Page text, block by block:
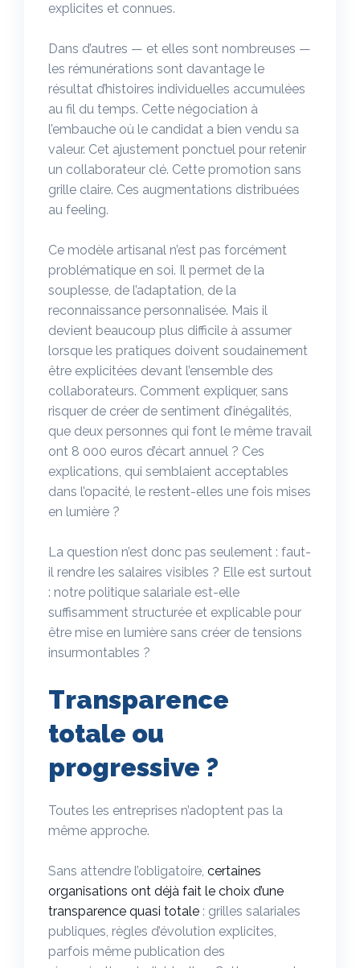
explicites et connues.
Dans d’autres — et elles sont nombreuses —
les rémunérations sont davantage le
résultat d’histoires individuelles accumulées
au fil du temps. Cette négociation à
l’embauche où le candidat a bien vendu sa
valeur. Cet ajustement ponctuel pour retenir
un collaborateur clé. Cette promotion sans
grille claire. Ces augmentations distribuées
au feeling.
Ce modèle artisanal n’est pas forcément
problématique en soi. Il permet de la
souplesse, de l’adaptation, de la
reconnaissance personnalisée. Mais il
devient beaucoup plus difficile à assumer
lorsque les pratiques doivent soudainement
être explicitées devant l’ensemble des
collaborateurs. Comment expliquer, sans
risquer de créer de sentiment d’inégalités,
que deux personnes qui font le même travail
ont 8 000 euros d’écart annuel ? Ces
explications, qui semblaient acceptables
dans l’opacité, le restent-elles une fois mises
en lumière ?
La question n’est donc pas seulement : faut-
il rendre les salaires visibles ? Elle est surtout
: notre politique salariale est-elle
suffisamment structurée et explicable pour
être mise en lumière sans créer de tensions
insurmontables ?
Transparence
totale ou
progressive ?
Toutes les entreprises n’adoptent pas la
même approche.
Sans attendre l’obligatoire, certaines
organisations ont déjà fait le choix d’une
transparence quasi totale : grilles salariales
publiques, règles d’évolution explicites,
parfois même publication des